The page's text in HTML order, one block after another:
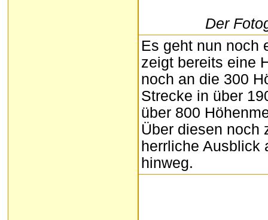
Der
Es geht nun noch
zeigt bereits eine
noch an die 300
Strecke in über
über 800
Über diesen noch
herrliche Ausblick
hinweg.